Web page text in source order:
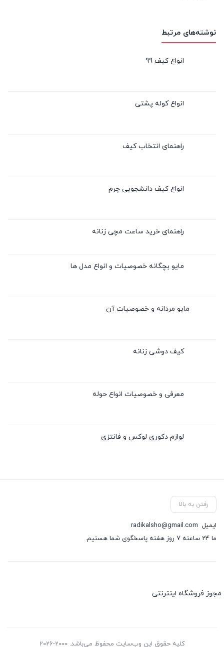
نوشته‌های مرتبط
انواع کیف 99
انواع کوله پشتی
راهنمای انتخاب کیف
انواع کیف دانشجویی چرم
راهنمای خرید ساعت مچی زنانه
مایو بچگانه خصوصیات و انواع مدل ها
مایو مردانه و خصوصیات آن
کیف دوشی زنانه
معرفی و خصوصیات انواع حوله
لوازم دکوری لوکس و فانتزی
رفتن به بالا
ایمیل radikalsho@gmail.com
ما 24 ساعته 7 روز هفته پاسخگوی شما هستیم.
مجوز فروشگاه اینترنتی
کلیه حقوق این وب‌سایت محفوظ می‌باشد. 2000-2026